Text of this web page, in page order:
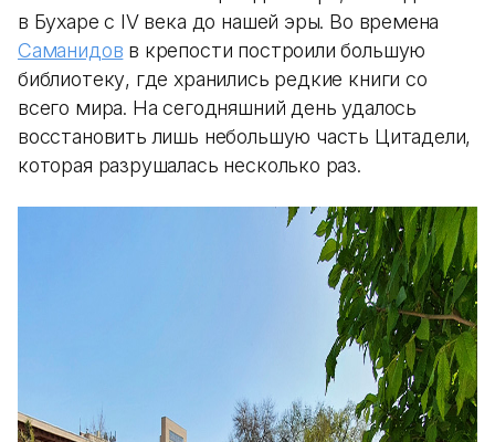
в Бухаре с IV века до нашей эры. Во времена
Саманидов в крепости построили большую
библиотеку, где хранились редкие книги со
всего мира. На сегодняшний день удалось
восстановить лишь небольшую часть Цитадели,
которая разрушалась несколько раз.